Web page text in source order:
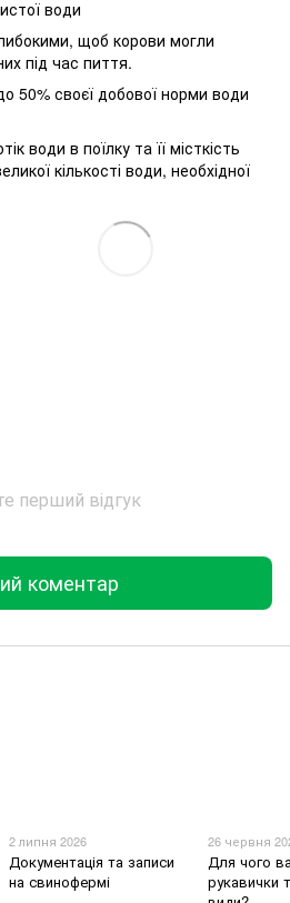
води
щоб корови могли
під час пиття.
50% своєї добової норми води
води в поїлку та її місткість
кількості води, необхідної
перший відгук
коментар
2 липня 2026
Документація та записи
на свинофермі
26 червня
Для чого
рукавички